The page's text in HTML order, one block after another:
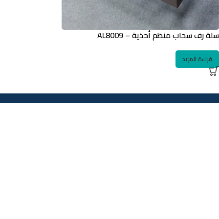
سلة رف سحاب منظم أحذية – AL8009
قراءة المزيد